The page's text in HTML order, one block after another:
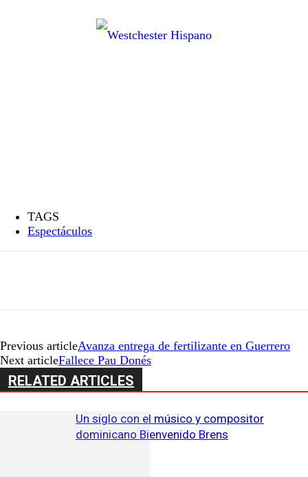
TAGS
Espectáculos
Previous articleAvanza entrega de fertilizante en Guerrero
Next articleFallece Pau Donés
RELATED ARTICLES
Un siglo con el músico y compositor
dominicano Bienvenido Brens